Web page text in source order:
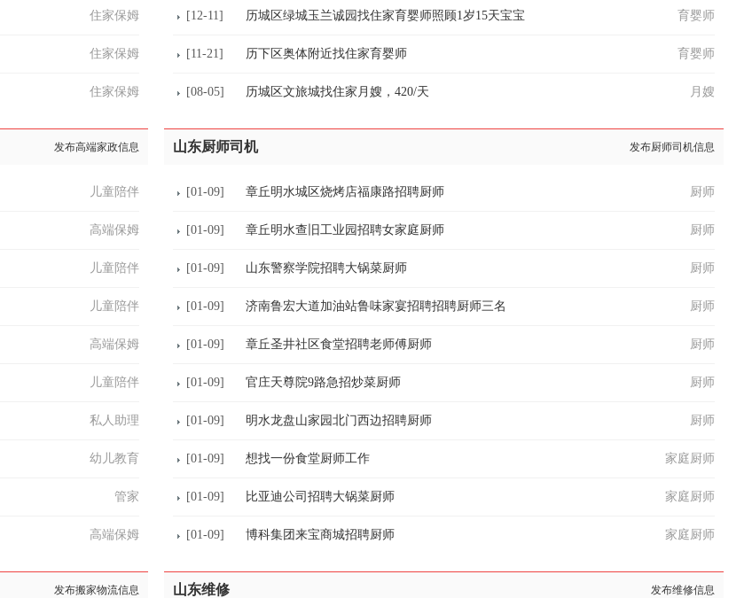
住家保姆
住家保姆
住家保姆
[12-11] 历城区绿城玉兰诚园找住家育婴师照顾1岁15天宝宝 育婴师
[11-21] 历下区奥体附近找住家育婴师 育婴师
[08-05] 历城区文旅城找住家月嫂，420/天 月嫂
发布高端家政信息
儿童陪伴
高端保姆
儿童陪伴
儿童陪伴
高端保姆
儿童陪伴
私人助理
幼儿教育
管家
高端保姆
山东厨师司机 发布厨师司机信息
[01-09] 章丘明水城区烧烤店福康路招聘厨师 厨师
[01-09] 章丘明水查旧工业园招聘女家庭厨师 厨师
[01-09] 山东警察学院招聘大锅菜厨师 厨师
[01-09] 济南鲁宏大道加油站鲁味家宴招聘招聘厨师三名 厨师
[01-09] 章丘圣井社区食堂招聘老师傅厨师 厨师
[01-09] 官庄天尊院9路急招炒菜厨师 厨师
[01-09] 明水龙盘山家园北门西边招聘厨师 厨师
[01-09] 想找一份食堂厨师工作 家庭厨师
[01-09] 比亚迪公司招聘大锅菜厨师 家庭厨师
[01-09] 博科集团来宝商城招聘厨师 家庭厨师
发布搬家物流信息 山东维修 发布维修信息